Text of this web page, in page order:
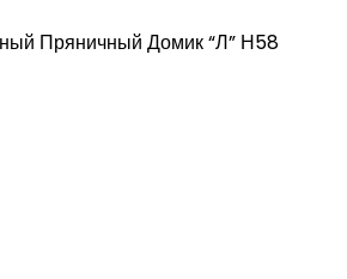
Пряничный Домик “Л” Н58